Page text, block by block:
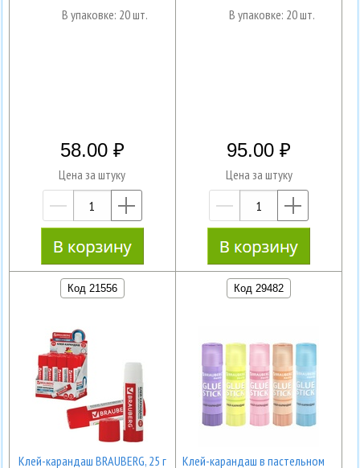
В упаковке: 20 шт.
58.00
Цена за штуку
—
В упаковке: 20 шт.
95.00
Цена за штуку
—
Код 21556
Клей-карандаш BRAUBERG, 25 г
Код 29482
Клей-карандаш в пастельном